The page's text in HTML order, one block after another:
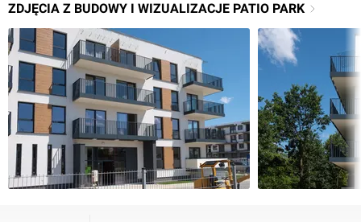
ZDJĘCIA Z BUDOWY I WIZUALIZACJE PATIO PARK